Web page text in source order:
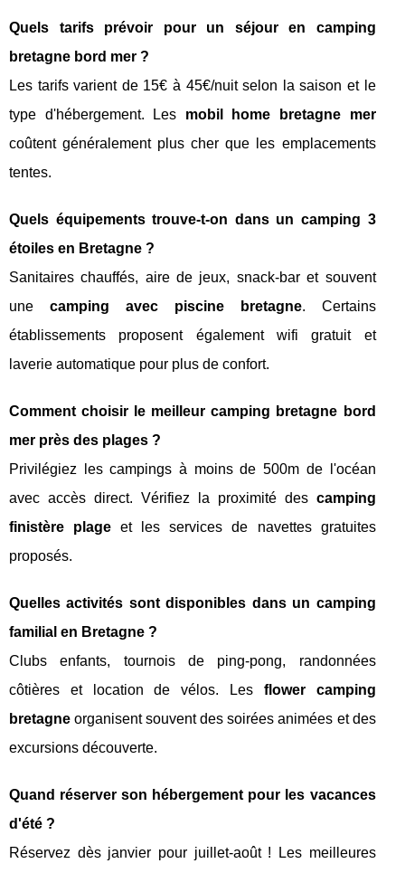
Quels tarifs prévoir pour un séjour en camping
bretagne bord mer ?
Les tarifs varient de 15€ à 45€/nuit selon la saison et le
type d'hébergement. Les mobil home bretagne mer
coûtent généralement plus cher que les emplacements
tentes.
Quels équipements trouve-t-on dans un camping 3
étoiles en Bretagne ?
Sanitaires chauffés, aire de jeux, snack-bar et souvent
une camping avec piscine bretagne. Certains
établissements proposent également wifi gratuit et
laverie automatique pour plus de confort.
Comment choisir le meilleur camping bretagne bord
mer près des plages ?
Privilégiez les campings à moins de 500m de l'océan
avec accès direct. Vérifiez la proximité des camping
finistère plage et les services de navettes gratuites
proposés.
Quelles activités sont disponibles dans un camping
familial en Bretagne ?
Clubs enfants, tournois de ping-pong, randonnées
côtières et location de vélos. Les flower camping
bretagne organisent souvent des soirées animées et des
excursions découverte.
Quand réserver son hébergement pour les vacances
d'été ?
Réservez dès janvier pour juillet-août ! Les meilleures